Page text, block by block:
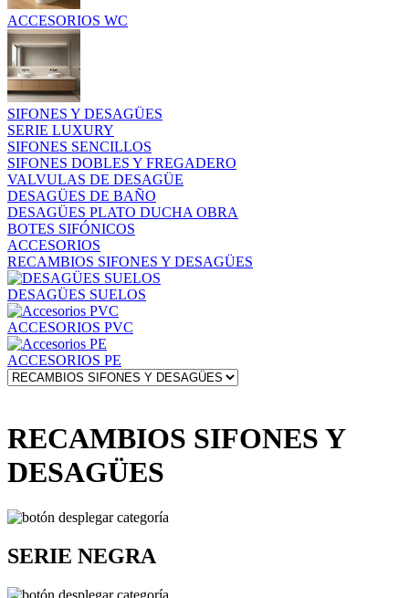
ACCESORIOS WC
SIFONES Y DESAGÜES
SERIE LUXURY
SIFONES SENCILLOS
SIFONES DOBLES Y FREGADERO
VALVULAS DE DESAGÜE
DESAGÜES DE BAÑO
DESAGÜES PLATO DUCHA OBRA
BOTES SIFÓNICOS
ACCESORIOS
RECAMBIOS SIFONES Y DESAGÜES
DESAGÜES SUELOS
ACCESORIOS PVC
ACCESORIOS PE
RECAMBIOS SIFONES Y
DESAGÜES
SERIE NEGRA